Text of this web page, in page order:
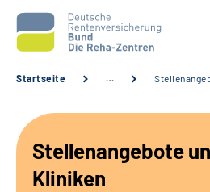
Unsere Kliniken
Startseite …
Stellenangebote
Kliniken